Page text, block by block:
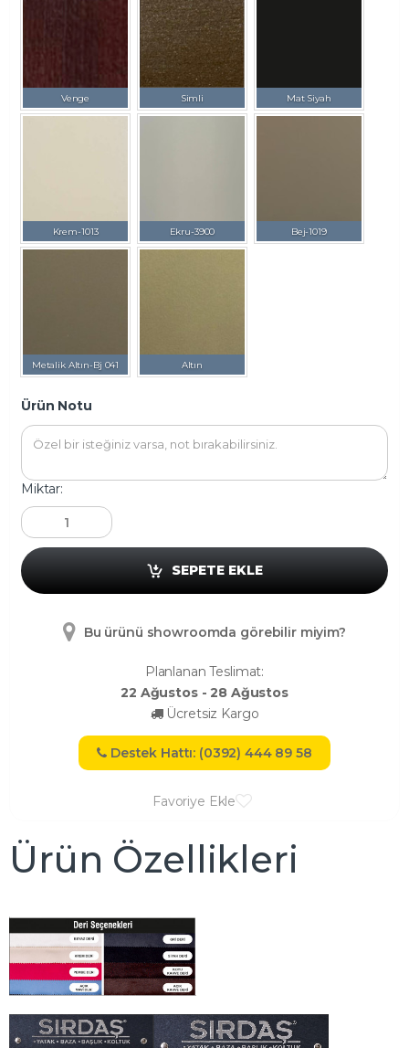
Venge Simli Mat Siyah
Krem-1013 Ekru-3900 Bej-1019
Metalik Altın-Bj 041 Altın
Ürün Notu
Miktar:
SEPETE EKLE
Bu ürünü showroomda görebilir miyim?
Planlanan Teslimat:
22 Ağustos - 28 Ağustos
Ücretsiz Kargo
Destek Hattı: (0392) 444 89 58
Favoriye Ekle
Ürün Özellikleri